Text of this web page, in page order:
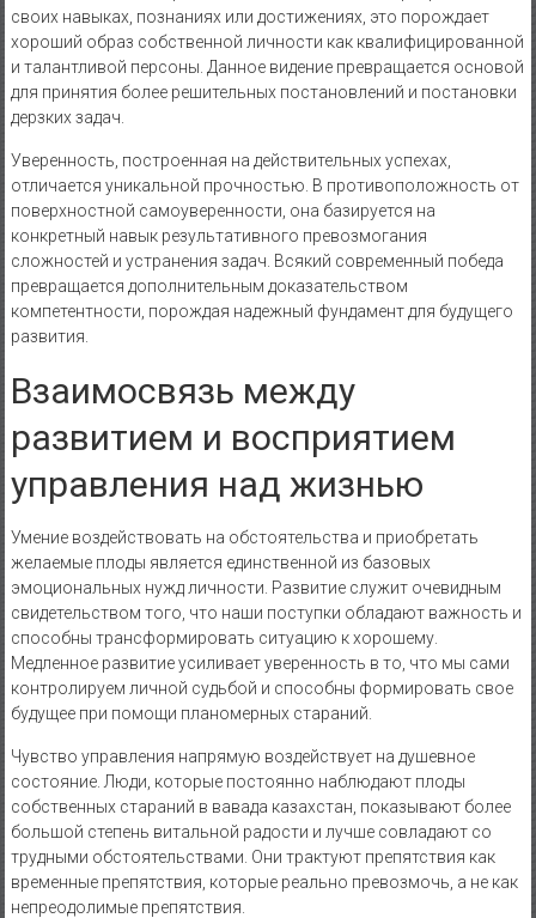
своих навыках, познаниях или достижениях, это порождает
хороший образ собственной личности как квалифицированной
и талантливой персоны. Данное видение превращается основой
для принятия более решительных постановлений и постановки
дерзких задач.
Уверенность, построенная на действительных успехах,
отличается уникальной прочностью. В противоположность от
поверхностной самоуверенности, она базируется на
конкретный навык результативного превозмогания
сложностей и устранения задач. Всякий современный победа
превращается дополнительным доказательством
компетентности, порождая надежный фундамент для будущего
развития.
Взаимосвязь между
развитием и восприятием
управления над жизнью
Умение воздействовать на обстоятельства и приобретать
желаемые плоды является единственной из базовых
эмоциональных нужд личности. Развитие служит очевидным
свидетельством того, что наши поступки обладают важность и
способны трансформировать ситуацию к хорошему.
Медленное развитие усиливает уверенность в то, что мы сами
контролируем личной судьбой и способны формировать свое
будущее при помощи планомерных стараний.
Чувство управления напрямую воздействует на душевное
состояние. Люди, которые постоянно наблюдают плоды
собственных стараний в вавада казахстан, показывают более
большой степень витальной радости и лучше совладают со
трудными обстоятельствами. Они трактуют препятствия как
временные препятствия, которые реально превозмочь, а не как
непреодолимые препятствия.